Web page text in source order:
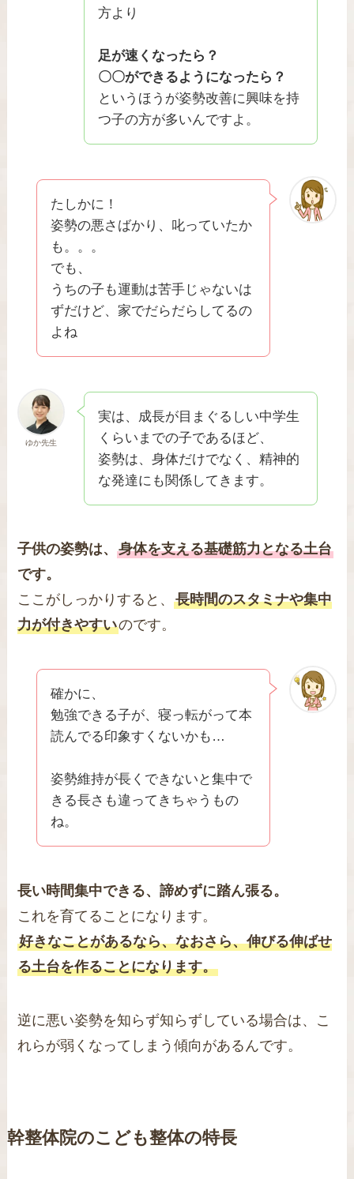
方より
足が速くなったら？
〇〇ができるようになったら？
というほうが姿勢改善に興味を持
つ子の方が多いんですよ。
たしかに！
姿勢の悪さばかり、叱っていたか
も。。。
でも、
うちの子も運動は苦手じゃないは
ずだけど、家でだらだらしてるの
よね
ゆか先生
実は、成長が目まぐるしい中学生
くらいまでの子であるほど、
姿勢は、身体だけでなく、精神的
な発達にも関係してきます。
子供の姿勢は、身体を支える基礎筋力となる土台
です。
ここがしっかりすると、長時間のスタミナや集中
力が付きやすいのです。
確かに、
勉強できる子が、寝っ転がって本
読んでる印象すくないかも…
姿勢維持が長くできないと集中で
きる長さも違ってきちゃうもの
ね。
長い時間集中できる、諦めずに踏ん張る。
これを育てることになります。
好きなことがあるなら、なおさら、伸びる伸ばせ
る土台を作ることになります。
逆に悪い姿勢を知らず知らずしている場合は、こ
れらが弱くなってしまう傾向があるんです。
幹整体院のこども整体の特長